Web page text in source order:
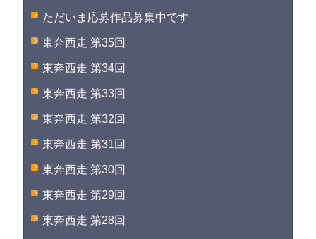
ただいま応募作品募集中です
東奔西走 第35回
東奔西走 第34回
東奔西走 第33回
東奔西走 第32回
東奔西走 第31回
東奔西走 第30回
東奔西走 第29回
東奔西走 第28回